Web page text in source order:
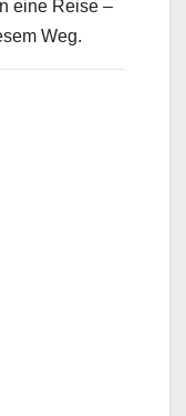
eine Reise –
Weg.